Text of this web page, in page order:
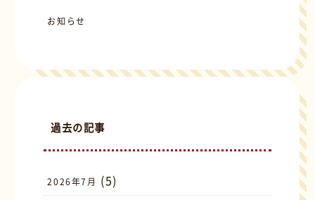
お知らせ
過去の記事
2026年7月 (5)